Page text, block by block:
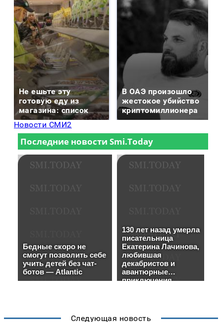
Не ешьте эту
готовую еду из
магазина: список
В ОАЭ произошло
жестокое убийство
криптомиллионера
Новости СМИ2
Следующая новость